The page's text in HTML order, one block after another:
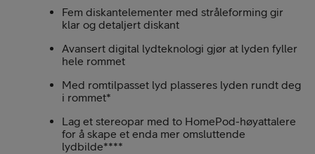
Fem diskantelementer med stråleforming gir
klar og detaljert diskant
Avansert digital lydteknologi gjør at lyden fyller
hele rommet
Med romtilpasset lyd plasseres lyden rundt deg
i rommet*
Lag et stereopar med to HomePod-høyattalere
for å skape et enda mer omsluttende
lydbilde****